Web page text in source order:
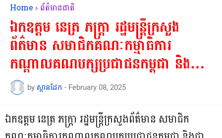
Home ព័ត៌មានជាតិ
ឯកឧត្តម នេត្រ ភក្ត្រា រដ្ឋមន្ត្រីក្រសួង
ព័ត៌មាន សមាជិកគណៈកម្មាធិការ
កណ្ដាលគណបក្សប្រជាជនកម្ពុជា និងជា
ប្រធានក្រុមការងារគណបក្សចុះមូលដ្ឋាន
ខេត្តក្រចេះ អញ្ជើញជាអធិបតីកិច្ចប្រជុំ
ផ្សព្វផ្សាយសេចក្តី ជូនដំណឹងស្តីពីលទ្ធផល
by ស្ពានដែក - February 08, 2025
ឯកឧត្តម នេត្រ ភក្ត្រា រដ្ឋមន្ត្រីក្រសួងព័ត៌មាន សមាជិក